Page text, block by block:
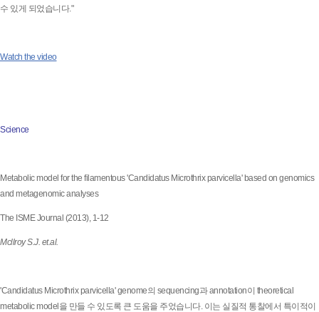
수 있게 되었습니다."
Watch the video
Science
Metabolic model for the filamentous 'Candidatus Microthrix parvicella' based on genomics
and metagenomic analyses
The ISME Journal (2013), 1-12
Mcllroy S.J. et.al.
'Candidatus Microthrix parvicella' genome의 sequencing과 annotation이 theoretical
metabolic model을 만들 수 있도록 큰 도움을 주었습니다. 이는 실질적 통찰에서 특이적이